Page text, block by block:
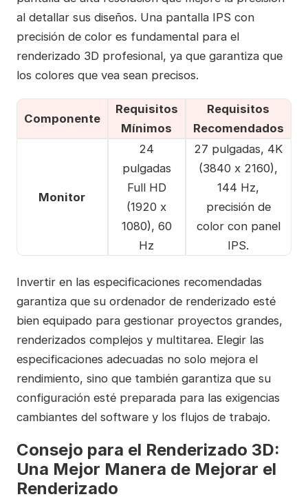
al detallar sus diseños. Una pantalla IPS con
precisión de color es fundamental para el
renderizado 3D profesional, ya que garantiza que
los colores que vea sean precisos.
Componente
Requisitos
Mínimos
Requisitos
Recomendados
Monitor
24
pulgadas
Full HD
(1920 x
1080), 60
Hz
27 pulgadas, 4K
(3840 x 2160),
144 Hz,
precisión de
color con panel
IPS.
Invertir en las especificaciones recomendadas
garantiza que su ordenador de renderizado esté
bien equipado para gestionar proyectos grandes,
renderizados complejos y multitarea. Elegir las
especificaciones adecuadas no solo mejora el
rendimiento, sino que también garantiza que su
configuración esté preparada para las exigencias
cambiantes del software y los flujos de trabajo.
Consejo para el Renderizado 3D:
Una Mejor Manera de Mejorar el
Renderizado